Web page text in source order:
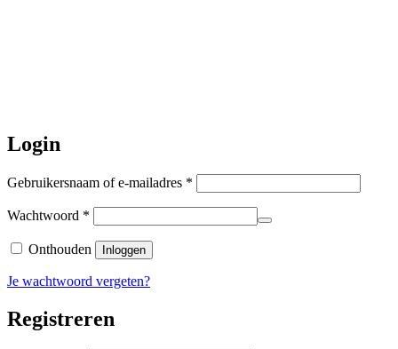
Login
Gebruikersnaam of e-mailadres *
Wachtwoord *
Onthouden Inloggen
Je wachtwoord vergeten?
Registreren